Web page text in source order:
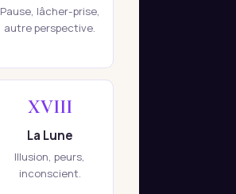
Pause, lâcher-prise,
autre perspective.
XVIII
La Lune
Illusion, peurs,
inconscient.